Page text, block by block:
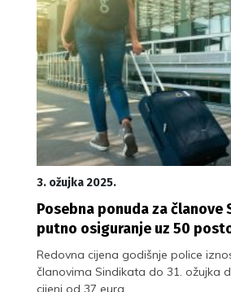
3. ožujka 2025.
Posebna ponuda za članove
putno osiguranje uz 50
Redovna cijena godišnje police
članovima Sindikata do 31. ožujka
cijeni od 37 eura